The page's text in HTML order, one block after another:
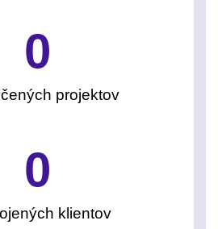
projektov
0
klientov
0